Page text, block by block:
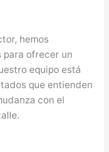
hemos
ofrecer un
equipo está
que entienden
con el